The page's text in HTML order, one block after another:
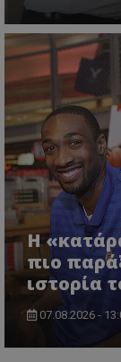
Η
πιο
ιστορία
07.08.2026 -